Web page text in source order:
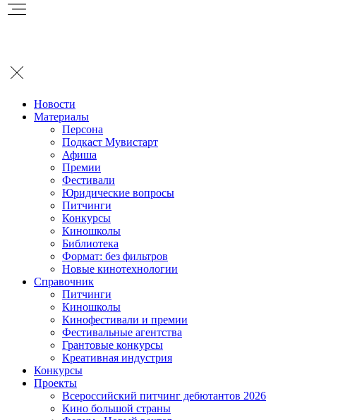
Новости
Материалы
Персона
Подкаст Мувистарт
Афиша
Премии
Фестивали
Юридические вопросы
Питчинги
Конкурсы
Киношколы
Библиотека
Формат: без фильтров
Новые кинотехнологии
Справочник
Питчинги
Киношколы
Кинофестивали и премии
Фестивальные агентства
Грантовые конкурсы
Креативная индустрия
Конкурсы
Проекты
Всероссийский питчинг дебютантов 2026
Кино большой страны